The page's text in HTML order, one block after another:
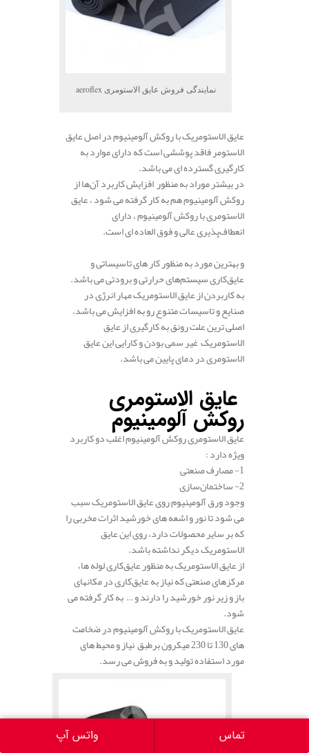
نمایندگی فروش عایق الاستومری aeroflex
عایق الاستومریک با روکش آلومینیوم در اصل عایق
الاستومر فاقد پوششی است که دارای موارد به
کارگیری گسترده ای می باشد.
در بیشتر موراد به منظور افزایش کاربرد آن‌ها از
روکش آلومینیوم هم به کار گرفته می شود ، عایق
الاستومری با روکش آلومینیوم ، دارای
انعطاف‌پذیری عالی و فوق العاده ای است.
و بهترین مورد به منظور کار های تاسیساتی و
عایق‌کاری سیستم‌های حرارتی و برودتی می باشد.
به کاربردن از عایق الاستومریک مهار انرژی در
صنایع و تاسیسات متنوع رو به افزایش می باشد.
اصلی ترین علت رونق به کارگیری از عایق
الاستومریک غیر سمی بودن و کارایی این عایق
الاستومری در دمای پایین می باشد.
عایق الاستومری
روکش آلومینیوم
عایق الاستومری روکش آلومینیوم اغلب دو کاربرد
ویژه دارد :
1- مصارف صنعتی
2- ساختمان‌سازی
وجود ورق آلومینیوم روی عایق الاستومریک سبب
می شود تا نور و اشعه های خورشید اثرات مخربی را
که بر سایر محصولات دارد، روی این عایق
الاستومریک دیگر نداشته باشد.
از عایق الاستومریک به منظور عایق‌کاری لوله ها،
مرکزهای صنعتی که نیاز به عایق‌کاری در مکانهای
باز و زیر نور خورشید را دارند و … به کار گرفته می
شود.
عایق الاستومریک با روکش آلومینیوم در ضخامت
های 130 تا 230 میکرون برطبق نیاز و محیط های
مورد استفاده تولید و به فروش می رسد.
تماس واتس آپ